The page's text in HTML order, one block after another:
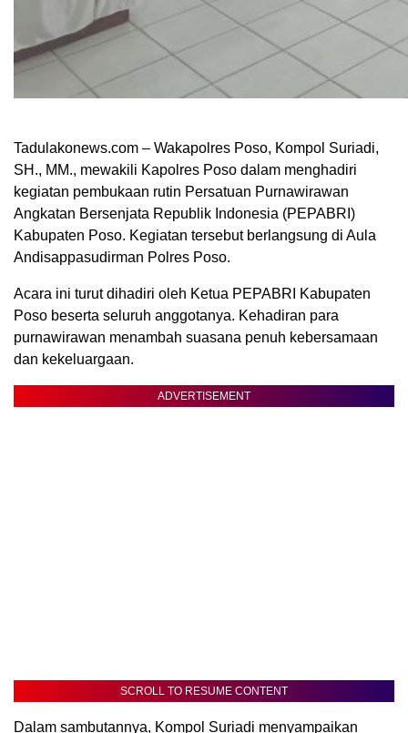
Tadulakonews.com – Wakapolres Poso, Kompol Suriadi,
SH., MM., mewakili Kapolres Poso dalam menghadiri
kegiatan pembukaan rutin Persatuan Purnawirawan
Angkatan Bersenjata Republik Indonesia (PEPABRI)
Kabupaten Poso. Kegiatan tersebut berlangsung di Aula
Andisappasudirman Polres Poso.
Acara ini turut dihadiri oleh Ketua PEPABRI Kabupaten
Poso beserta seluruh anggotanya. Kehadiran para
purnawirawan menambah suasana penuh kebersamaan
dan kekeluargaan.
ADVERTISEMENT
SCROLL TO RESUME CONTENT
Dalam sambutannya, Kompol Suriadi menyampaikan